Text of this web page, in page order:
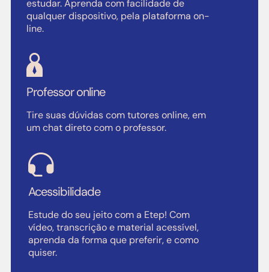
estudar. Aprenda com facilidade de
qualquer dispositivo, pela plataforma on-
line.
Professor online
Tire suas dúvidas com tutores online, em
um chat direto com o professor.
Acessibilidade
Estude do seu jeito com a Etep! Com
vídeo, transcrição e material acessível,
aprenda da forma que preferir, e como
quiser.